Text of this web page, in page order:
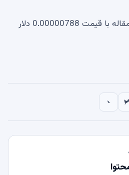
SHIB در زمان نگارش این مقاله با قیمت 0.00000788 دلار